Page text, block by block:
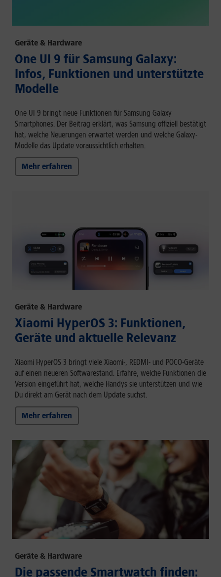
Geräte & Hardware
One UI 9 für Samsung Galaxy:
Infos, Funktionen und unterstützte
Modelle
One UI 9 bringt neue Funktionen für Samsung Galaxy
Smartphones. Der Beitrag erklärt, was Samsung offiziell bestätigt
hat, welche Neuerungen erwartet werden und welche Galaxy-
Modelle das Update voraussichtlich erhalten.
Mehr erfahren
Geräte & Hardware
Xiaomi HyperOS 3: Funktionen,
Geräte und aktuelle Relevanz
Xiaomi HyperOS 3 bringt viele Xiaomi-, REDMI- und POCO-Geräte
auf einen neueren Softwarestand. Erfahre, welche Funktionen die
Version eingeführt hat, welche Handys sie unterstützen und wie
Du direkt am Gerät nach dem Update suchst.
Mehr erfahren
Geräte & Hardware
Die passende Smartwatch finden: